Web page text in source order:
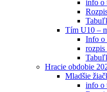
info o
Tím U10 –
Info o
rozpis
Hracie obdobie
Mladšie
info o